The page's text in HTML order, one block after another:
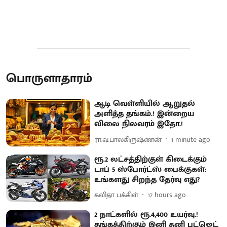
பொருளாதாரம்
ஆடி வெள்ளியில் ஆறுதல்
அளித்த தங்கம்.! இன்றைய
விலை நிலவரம் இதோ.!
ரா.வ.பாலகிருஷ்ணன் 1 minute ago
ரூ.2 லட்சத்திற்குள் கிடைக்கும்
டாப் 5 ஸ்போர்ட்ஸ் பைக்குகள்:
உங்களது சிறந்த தேர்வு எது?
கவிதா பக்கிள் 17 hours ago
2 நாட்களில் ரூ.4,400 உயர்வு.!